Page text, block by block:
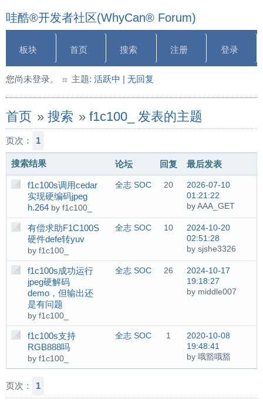
哇酷®开发者社区(WhyCan® Forum)
板块 首页 搜索 注册 登录
您尚未登录。 主题: 活跃中 | 无回复
首页 » 搜索 » f1c100_ 发表的主题
页次： 1
搜索结果 论坛 回复 最后发表
f1c100s调用cedar
实现硬编码jpeg
h.264 by f1c100_
全志 SOC 20
2026-07-10
01:21:22
by AAA_GET
有偿求助F1C100S
硬件defe转yuv
by f1c100_
全志 SOC 10
2024-10-20
02:51:28
by sjshe3326
f1c100s成功运行
jpeg硬解码
demo，但输出还
是有问题
by f1c100_
全志 SOC 26
2024-10-17
19:18:27
by middle007
f1c100s支持
RGB888吗
by f1c100_
全志 SOC 1
2020-10-08
19:48:41
by 哦豁哦豁
页次： 1